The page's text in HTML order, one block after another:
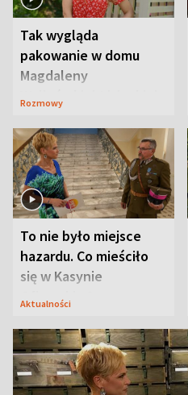
Tak wygląda
pakowanie w domu
Magdaleny
Waligórskiej-Lisieckiej.
Rozmowy
To nie było miejsce
hazardu. Co mieściło
się w Kasynie
Oficerskim?
Aktualności